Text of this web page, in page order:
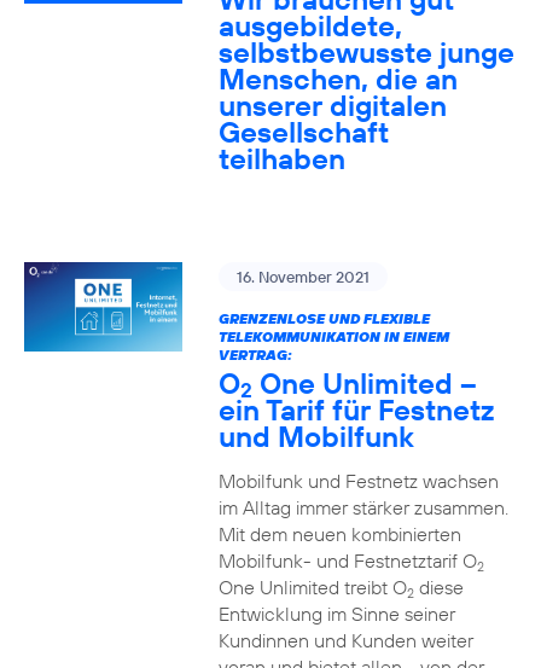
ausgebildete,
selbstbewusste junge
Menschen, die an
unserer digitalen
Gesellschaft
teilhaben
16. November 2021
GRENZENLOSE UND FLEXIBLE
TELEKOMMUNIKATION IN EINEM
VERTRAG:
O2 One Unlimited –
ein Tarif für Festnetz
und Mobilfunk
Mobilfunk und Festnetz wachsen
im Alltag immer stärker zusammen.
Mit dem neuen kombinierten
Mobilfunk- und Festnetztarif O2
One Unlimited treibt O2diese
Entwicklung im Sinne seiner
Kundinnen und Kunden weiter